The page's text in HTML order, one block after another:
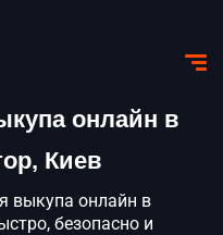
онлайн в
Киев
выкупа онлайн в
безопасно и